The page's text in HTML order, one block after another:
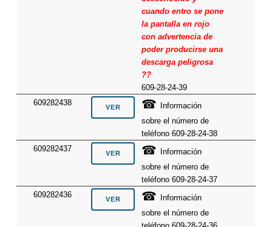
cuando entro se pone
la pantalla en rojo
con advertencia de
poder producirse una
descarga peligrosa
??
609-28-24-39
609282438
☎ Información
sobre el número de
teléfono 609-28-24-38
609282437
☎ Información
sobre el número de
teléfono 609-28-24-37
609282436
☎ Información
sobre el número de